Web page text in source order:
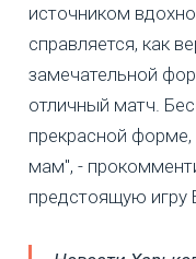
источником
справляется, как
замечательной
отличный матч.
прекрасной форме,
мам", -
предстоящую игру